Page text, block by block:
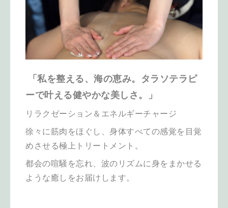
「私を整える、海の恵み。タラソテラピ
ーで叶える健やかな美しさ。」
リラクゼーション＆エネルギーチャージ
徐々に筋肉をほぐし、身体すべての感覚を目覚
めさせる極上トリートメント。
都会の喧騒を忘れ、波のリズムに身をまかせる
ような癒しをお届けします。